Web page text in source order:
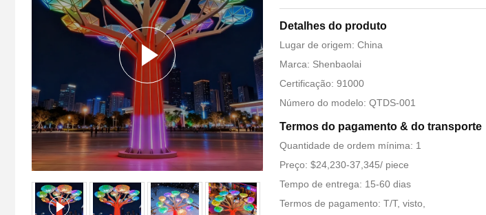
Detalhes do produto
Lugar de origem: China
Marca: Shenbaolai
Certificação: 91000
Número do modelo: QTDS-001
Termos do pagamento & do transporte
Quantidade de ordem mínima: 1
Preço: $24,230-37,345/ piece
Tempo de entrega: 15-60 dias
Termos de pagamento: T/T, visto,